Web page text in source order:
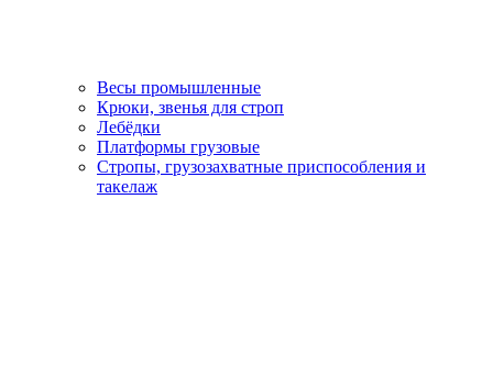
Весы промышленные
Крюки, звенья для строп
Лебёдки
Платформы грузовые
Стропы, грузозахватные приспособления и
такелаж